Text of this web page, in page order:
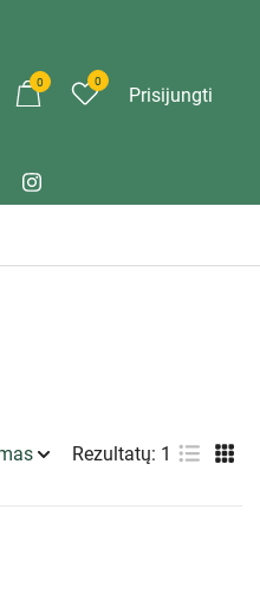
0 0
Prisijungti
Rezultatų: 1